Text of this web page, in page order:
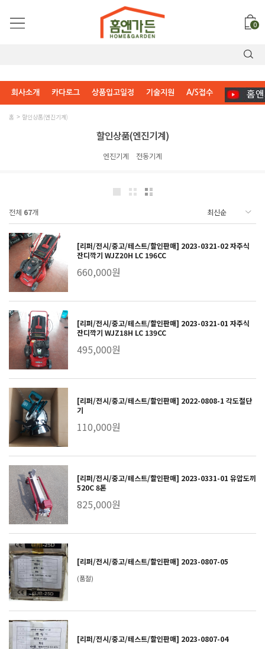
0
회사소개 카다로그 상품입고일정 기술지원 A/S접수
홈 할인상품(엔진기계)
할인상품(엔진기계)
엔진기계 전동기계
전체 67개
[리퍼/전시/중고/테스트/할인판매] 2023-0321-02 자주식
잔디깍기 WJZ20H LC 196CC
660,000원
[리퍼/전시/중고/테스트/할인판매] 2023-0321-01 자주식
잔디깍기 WJZ18H LC 139CC
495,000원
[리퍼/전시/중고/테스트/할인판매] 2022-0808-1 각도절단
기
110,000원
[리퍼/전시/중고/테스트/할인판매] 2023-0331-01 유압도끼
520C 8톤
825,000원
[리퍼/전시/중고/테스트/할인판매] 2023-0807-05
(품절)
[리퍼/전시/중고/테스트/할인판매] 2023-0807-04